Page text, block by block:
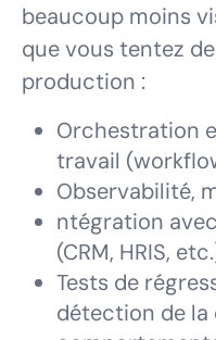
beaucoup moins
que vous tentez
production :
Orchestration
travail
Observabilité,
ntégration
(CRM, HRIS,
Tests de
détection de la